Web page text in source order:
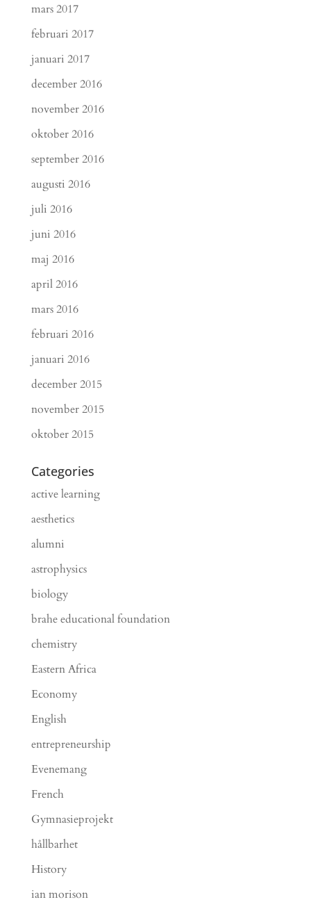
mars 2017
februari 2017
januari 2017
december 2016
november 2016
oktober 2016
september 2016
augusti 2016
juli 2016
juni 2016
maj 2016
april 2016
mars 2016
februari 2016
januari 2016
december 2015
november 2015
oktober 2015
Categories
active learning
aesthetics
alumni
astrophysics
biology
brahe educational foundation
chemistry
Eastern Africa
Economy
English
entrepreneurship
Evenemang
French
Gymnasieprojekt
hållbarhet
History
ian morison